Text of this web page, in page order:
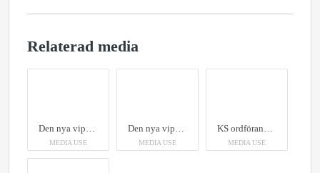
Relaterad media
Den nya vippgungan på lekplatsen blev genast populär bland höstlovslediga barn.
MEDIA USE
Den nya vippgungan på lekplatsen blev genast populär bland höstlovslediga barn.
MEDIA USE
KS ordförande Daniel Andersson och Eric Nyblom som är medarbetare på gata/park testar den nya vippgungan på lekplatsen.
MEDIA USE